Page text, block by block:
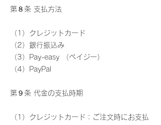
第８条 支払方法
（1）クレジットカード
（2）銀行振込み
（3）Pay-easy （ペイジー）
（4）PayPal
第９条 代金の支払時期
（1）クレジットカード：ご注文時にお支払